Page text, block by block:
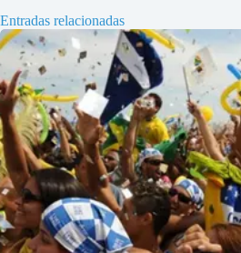
Entradas relacionadas